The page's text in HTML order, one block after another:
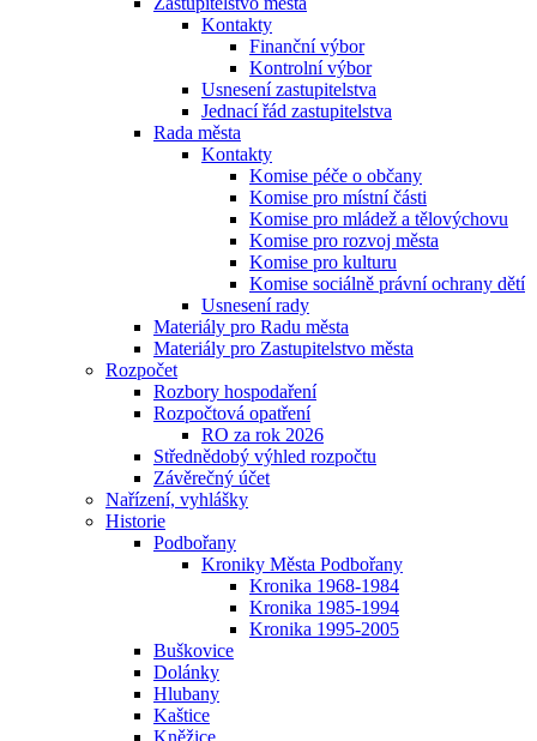
Kontakty
Finanční výbor
Kontrolní výbor
Usnesení zastupitelstva
Jednací řád zastupitelstva
Rada města
Kontakty
Komise péče o občany
Komise pro místní části
Komise pro mládež a tělovýchovu
Komise pro rozvoj města
Komise pro kulturu
Komise sociálně právní ochrany dětí
Usnesení rady
Materiály pro Radu města
Materiály pro Zastupitelstvo města
Rozpočet
Rozbory hospodaření
Rozpočtová opatření
RO za rok 2026
Střednědobý výhled rozpočtu
Závěrečný účet
Nařízení, vyhlášky
Historie
Podbořany
Kroniky Města Podbořany
Kronika 1968-1984
Kronika 1985-1994
Kronika 1995-2005
Buškovice
Dolánky
Hlubany
Kaštice
Kněžice